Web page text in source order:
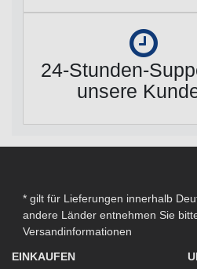
24-Stunden-
unsere
* gilt für Lieferungen innerhalb
andere Länder entnehmen Sie
Versandinformationen
EINKAUFEN